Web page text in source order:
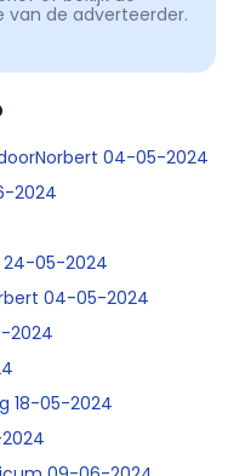
van de adverteerder.
04-05-2024
2024
24-05-2024
04-05-2024
2024
18-05-2024